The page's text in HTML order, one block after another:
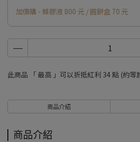
加價購 - 蜂膠液 800 元 / 圓餅盒 70 元
此商品 「 最高 」可以折抵紅利 34點 (約等
商品介紹
商品介紹